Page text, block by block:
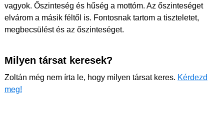
vagyok. Őszinteség és hűség a mottóm. Az őszinteséget
elvárom a másik féltől is. Fontosnak tartom a tiszteletet,
megbecsülést és az őszinteséget.
Milyen társat keresek?
Zoltán még nem írta le, hogy milyen társat keres. Kérdezd
meg!